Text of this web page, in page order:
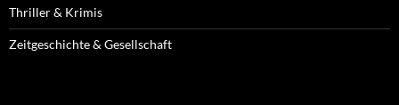
Thriller & Krimis
Zeitgeschichte & Gesellschaft